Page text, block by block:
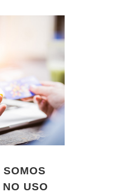
USO